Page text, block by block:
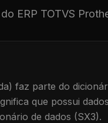
do ERP TOTVS
faz parte do
que possui
de dados (SX3).